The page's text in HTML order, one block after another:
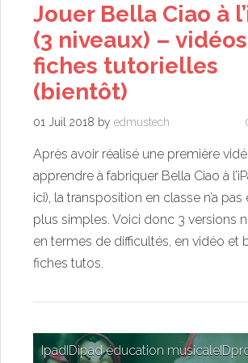
Jouer Bella Ciao à
(3 niveaux) –
fiches tutorielles
(bientôt)
01 Juil 2018 by edmustech
Après avoir réalisé une première
apprendre à fabriquer Bella Ciao à
ici), la transposition en classe n’a pas
plus simples. Voici donc 3 versions
en termes de difficultés, en vidéo et
fiches tutos.
IpadIDipad éducation musicaleID